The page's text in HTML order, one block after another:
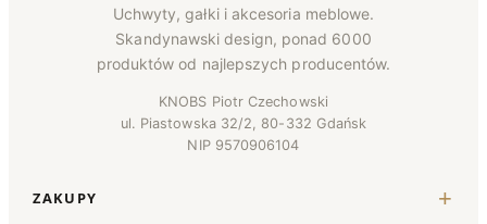
Uchwyty, gałki i akcesoria meblowe.
Skandynawski design, ponad 6000
produktów od najlepszych producentów.
KNOBS Piotr Czechowski
ul. Piastowska 32/2, 80-332 Gdańsk
NIP 9570906104
ZAKUPY